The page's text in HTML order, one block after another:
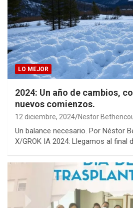
LO MEJOR
2024: Un año de cambios,
nuevos comienzos.
12 diciembre, 2024 Nestor
Un balance necesario. Por Néstor
X/GROK IA 2024: Llegamos al final